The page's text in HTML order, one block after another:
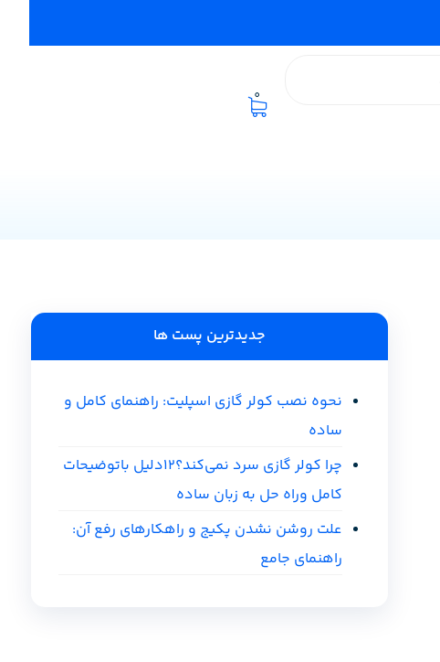
0
جدیدترین پست ها
نحوه نصب کولر گازی اسپلیت: راهنمای کامل و
ساده
چرا کولر گازی سرد نمی‌کند؟12دلیل باتوضیحات
کامل وراه حل به زبان ساده
علت روشن نشدن پکیج و راهکارهای رفع آن:
راهنمای جامع